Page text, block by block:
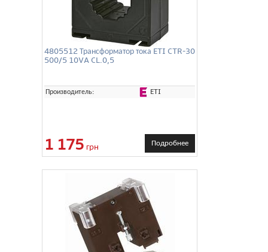
4805512 Трансформатор тока ETI CTR-30
500/5 10VA CL.0,5
Производитель: ETI
1 175 грн Подробнее